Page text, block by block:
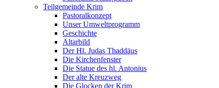
Teilgemeinde Krim
Pastoralkonzept
Unser Umweltprogramm
Geschichte
Altarbild
Der Hl. Judas Thaddäus
Die Kirchenfenster
Die Statue des hl. Antonius
Der alte Kreuzweg
Die Glocken der Krim